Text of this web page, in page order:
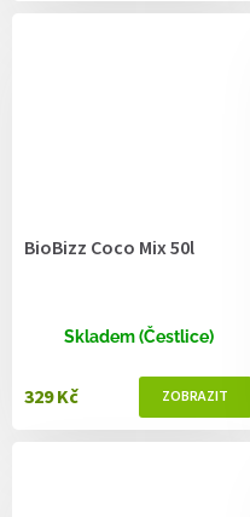
BioBizz Coco Mix 50l
Skladem (Čestlice)
329 Kč